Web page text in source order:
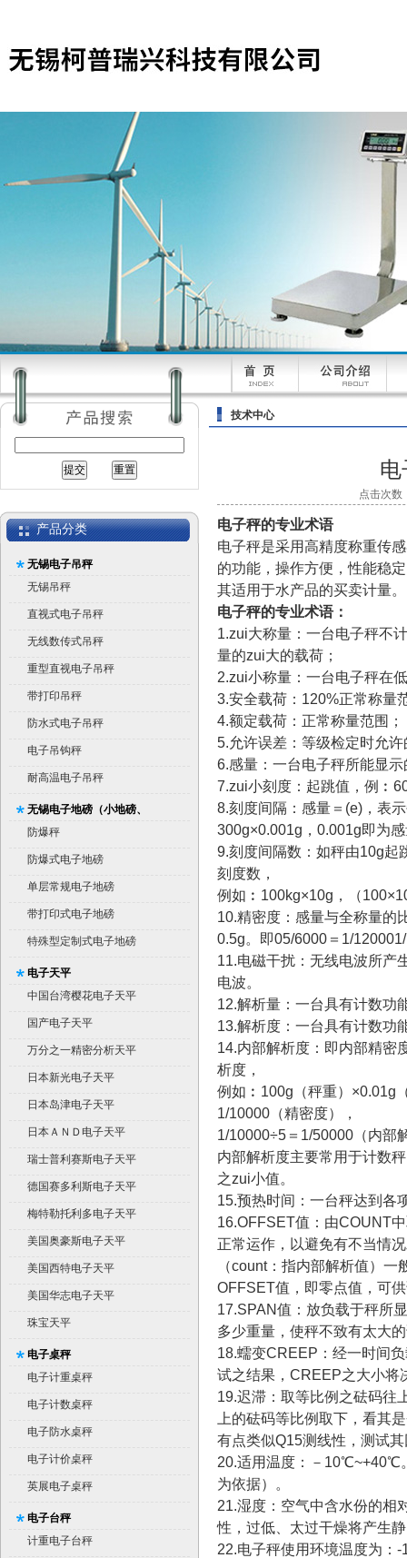
产品分类
无锡电子吊秤
无锡吊秤
直视式电子吊秤
无线数传式吊秤
重型直视电子吊秤
带打印吊秤
防水式电子吊秤
电子吊钩秤
耐高温电子吊秤
无锡电子地磅（小地磅、
平台秤）
防爆秤
防爆式电子地磅
单层常规电子地磅
带打印式电子地磅
特殊型定制式电子地磅
电子天平
中国台湾樱花电子天平
国产电子天平
万分之一精密分析天平
日本新光电子天平
日本岛津电子天平
日本ＡＮＤ电子天平
瑞士普利赛斯电子天平
德国赛多利斯电子天平
梅特勒托利多电子天平
美国奥豪斯电子天平
美国西特电子天平
美国华志电子天平
珠宝天平
电子桌秤
电子计重桌秤
电子计数桌秤
电子防水桌秤
电子计价桌秤
英展电子桌秤
电子台秤
计重电子台秤
技术中心
电
点击次数
电子秤的专业术语
电子秤是采用高精度称重传
的功能，操作方便，性能稳
其适用于水产品的买卖计量
电子秤的专业术语：
1.zui大称量：一台电子秤不
量的zui大的载荷；
2.zui小称量：一台电子秤在
3.安全载荷：120%正常称量
4.额定载荷：正常称量范围；
5.允许误差：等级检定时允
6.感量：一台电子秤所能显
7.zui小刻度：起跳值，例
8.刻度间隔：感量＝(e)，表
300g×0.001g，0.001g即为
9.刻度间隔数：如秤由10g起
刻度数，
例如︰100kg×10g，（
10.精密度：感量与全称量的
0.5g。即05/6000＝1/
11.电磁干扰：无线电波所产
电波。
12.解析量：一台具有计数功
13.解析度：一台具有计数功
14.内部解析度：即内部精密
析度，
例如︰100g（秤重）×0.01g
1/10000（精密度），
1/10000÷5＝1/50000（内部
内部解析度主要常用于计数
之zui小值。
15.预热时间：一台秤达到各
16.OFFSET值：由COUNT
正常运作，以避免有不当情
（count：指内部解析值）
OFFSET值，即零点值，可
17.SPAN值：放负载于秤所
多少重量，使秤不致有太大
18.蠕变CREEP：经一时间
试之结果，CREEP之大小将
19.迟滞：取等比例之砝码往
上的砝码等比例取下，看其
有点类似Q15测线性，测试
20.适用温度：－10℃~+40℃
为依据）。
21.湿度：空气中含水份的相
性，过低、太过干燥将产生
22.电子秤使用环境温度为